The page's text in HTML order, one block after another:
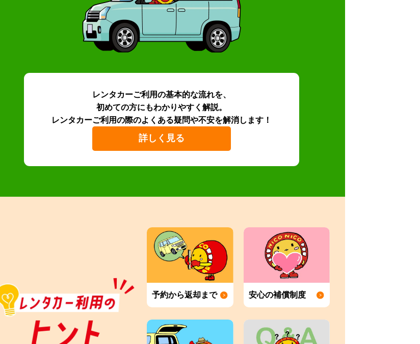
レンタカーご利用の基本的な流れを、
初めての方にもわかりやすく解説。
レンタカーご利用の際のよくある疑問や不安を解消します！
詳しく見る
予約から返却まで 安心の補償制度